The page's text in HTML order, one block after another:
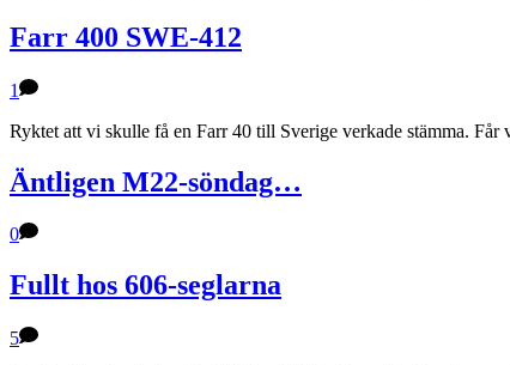
Farr 400 SWE-412
1
Ryktet att vi skulle få en Farr 40 till Sverige verkade stämma. Får
Äntligen M22-söndag…
0
Fullt hos 606-seglarna
5